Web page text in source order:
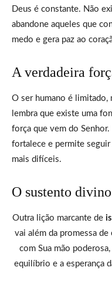
Deus é constante. Não
abandone aqueles que
medo e gera paz ao
A verdadeira
O ser humano é limitado,
lembra que existe uma
força que vem do
fortalece e permite
mais difíceis.
O sustento
Outra lição marcante de
vai além da promessa
com Sua mão
equilíbrio e a esperança